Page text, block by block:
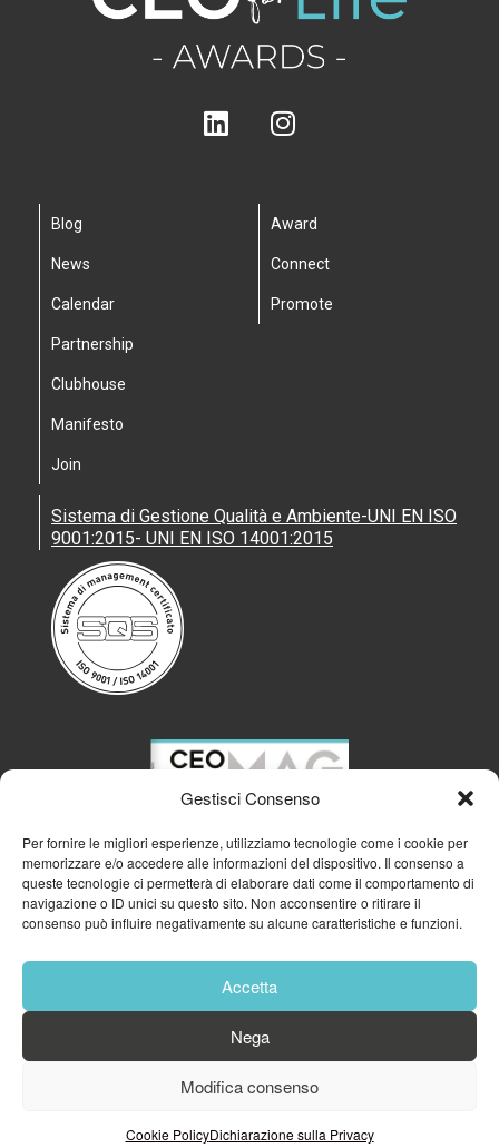
Gestisci Consenso
Per fornire le migliori esperienze, utilizziamo tecnologie come i cookie per
memorizzare e/o accedere alle informazioni del dispositivo. Il consenso a
queste tecnologie ci permetterà di elaborare dati come il comportamento di
navigazione o ID unici su questo sito. Non acconsentire o ritirare il
consenso può influire negativamente su alcune caratteristiche e funzioni.
Accetta
Nega
Modifica consenso
Cookie PolicyDichiarazione sulla Privacy
Blog
News
Calendar
Partnership
Clubhouse
Manifesto
Join
Award
Connect
Promote
Sistema di Gestione Qualità e Ambiente-UNI EN ISO
9001:2015- UNI EN ISO 14001:2015
GFA GENERAL MANAGEMENT S.R.L.
Cookie Policy Privacy Policy